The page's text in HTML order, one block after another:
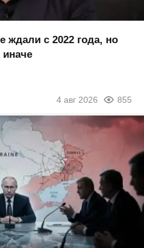
ждали с 2022 года, но
4 авг 2026 855